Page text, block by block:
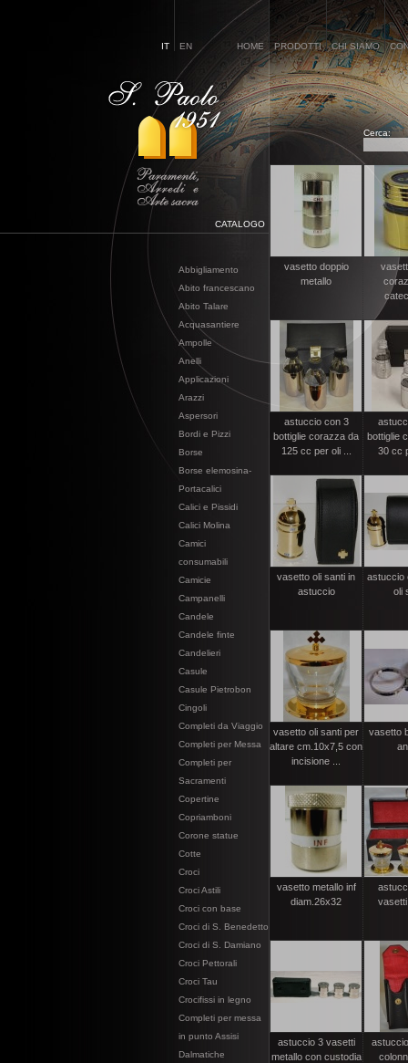
IT EN HOME PRODOTTI CHI SIAMO
Cerca:
CATALOGO
Abbigliamento
Abito francescano
Abito Talare
Acquasantiere
Ampolle
Anelli
Applicazioni
Arazzi
Aspersori
Bordi e Pizzi
Borse
Borse elemosina-
Portacalici
Calici e Pissidi
Calici Molina
Camici
consumabili
Camicie
Campanelli
Candele
Candele finte
Candelieri
Casule
Casule Pietrobon
Cingoli
Completi da Viaggio
Completi per Messa
Completi per
Sacramenti
Copertine
Copriamboni
Corone statue
Cotte
Croci
Croci Astili
Croci con base
Croci di S. Benedetto
Croci di S. Damiano
Croci Pettorali
Croci Tau
Crocifissi in legno
Completi per messa
in punto Assisi
Dalmatiche
vasetto doppio
metallo
astuccio con 3
bottiglie corazza da
125 cc per oli ...
bottiglie
30 cc
vasetto oli santi in
astuccio
astuccio
oli
vasetto oli santi per
altare cm.10x7,5 con
incisione ...
vasetto
vasetto metallo inf
diam.26x32
astuccio 3 vasetti
metallo con custodia